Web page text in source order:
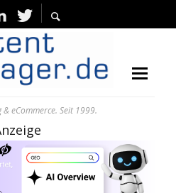
eCommerce. Seit 1999.